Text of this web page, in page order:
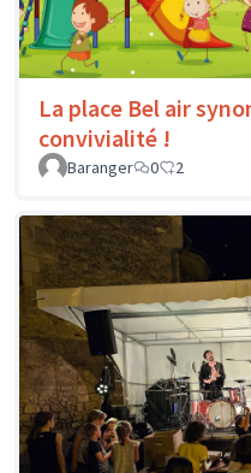
La place Bel air
convivialité !
Baranger
0 2